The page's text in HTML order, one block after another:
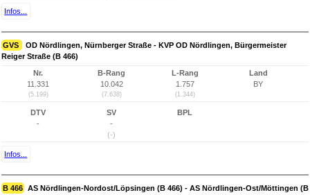
Infos...
GVS
OD Nördlingen, Nürnberger Straße - KVP OD Nördlingen, Bürgermeister
Reiger Straße (B 466)
Nr.
11.331
(5.199)
B-Rang
10.042
(7.638)
L-Rang
1.757
(1.344)
Land
BY
DTV
-
SV
-
(-)
BPL
Infos...
B 466 AS Nördlingen-Nordost/Löpsingen (B 466) - AS Nördlingen-Ost/Möttingen (B